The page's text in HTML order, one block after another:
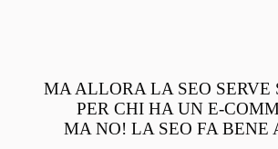
MA ALLORA LA SEO SERVE
PER CHI HA UN E-
MA NO! LA SEO FA BENE